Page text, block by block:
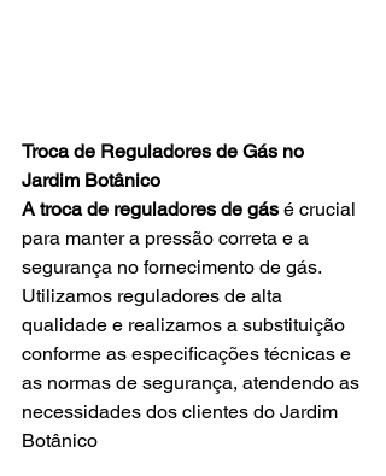
Troca de Reguladores de Gás no
Jardim Botânico
A troca de reguladores de gás é crucial
para manter a pressão correta e a
segurança no fornecimento de gás.
Utilizamos reguladores de alta
qualidade e realizamos a substituição
conforme as especificações técnicas e
as normas de segurança, atendendo as
necessidades dos clientes do Jardim
Botânico